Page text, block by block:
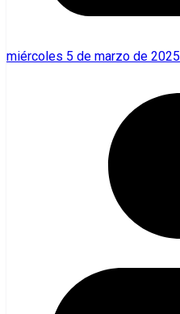
miércoles 5 de marzo de 2025